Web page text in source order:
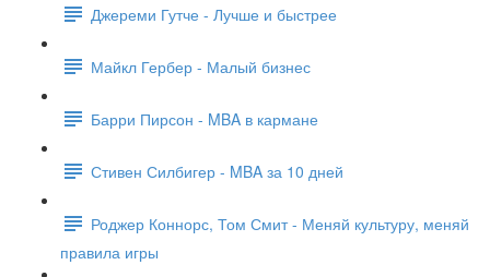
Джереми Гутче - Лучше и быстрее
Майкл Гербер - Малый бизнес
Барри Пирсон - MBA в кармане
Стивен Силбигер - MBA за 10 дней
Роджер Коннорс, Том Смит - Меняй культуру, меняй
правила игры